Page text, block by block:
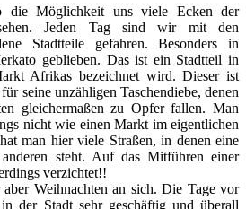
die Möglichkeit uns viele Ecken der
Jeden Tag sind wir mit den
Stadtteile gefahren. Besonders in
geblieben. Das ist ein Stadtteil in
Afrikas bezeichnet wird. Dieser ist
seine unzähligen Taschendiebe, denen
gleichermaßen zu Opfer fallen. Man
nicht wie einen Markt im eigentlichen
man hier viele Straßen, in denen eine
steht. Auf das Mitführen einer
verzichtet!!
Weihnachten an sich. Die Tage vor
der Stadt sehr geschäftig und überall